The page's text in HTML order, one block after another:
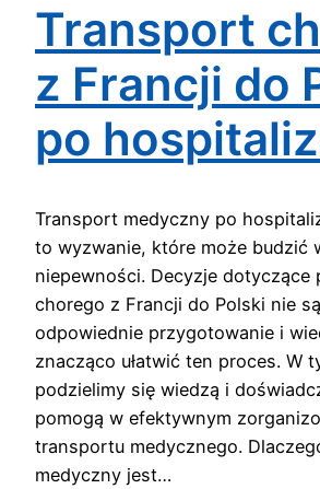
Transport
z Francji do
po
Transport medyczny po
to wyzwanie, które może budzić
niepewności. Decyzje dotyczące
chorego z Francji do Polski nie
odpowiednie przygotowanie i
znacząco ułatwić ten proces. W
podzielimy się wiedzą i
pomogą w efektywnym
transportu medycznego.
medyczny jest…